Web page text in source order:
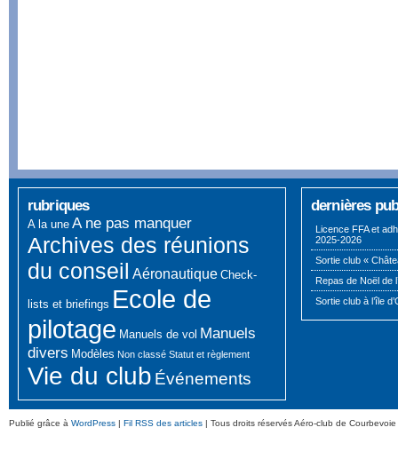
rubriques
A la une A ne pas manquer
Archives des réunions
du conseil Aéronautique Check-
lists et briefings Ecole de
pilotage Manuels de vol Manuels
divers Modèles Non classé Statut et règlement
Vie du club Événements
dernières
Licence FFA et
2025-2026
Sortie club «
Repas de Noël de
Sortie club à l’île
Publié grâce à WordPress | Fil RSS des articles | Tous droits réservés Aéro-club de Courbevoie